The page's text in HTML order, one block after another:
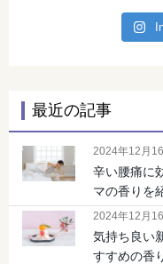
最近の記事
2024年12月
辛い腰痛に
マの香りを
2024年12月
気持ち良い
すすめの香